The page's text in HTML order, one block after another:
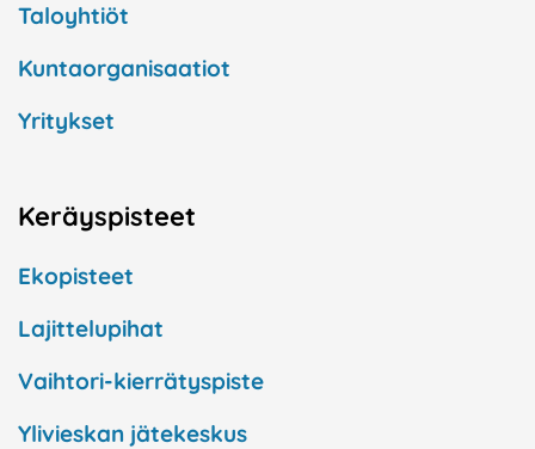
Taloyhtiöt
Kuntaorganisaatiot
Yritykset
Keräyspisteet
Ekopisteet
Lajittelupihat
Vaihtori-kierrätyspiste
Ylivieskan jätekeskus